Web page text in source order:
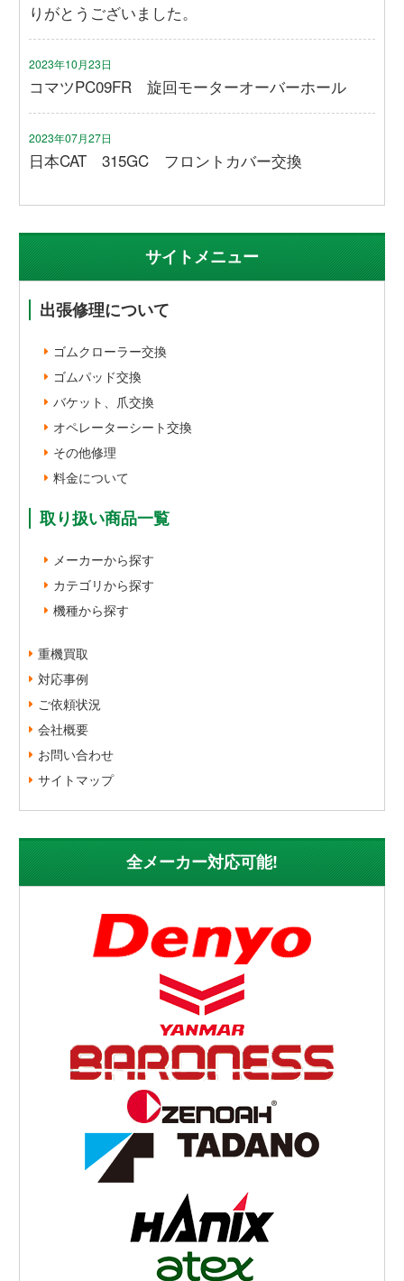
りがとうございました。
2023年10月23日
コマツPC09FR 旋回モーターオーバーホール
2023年07月27日
日本CAT 315GC フロントカバー交換
サイトメニュー
出張修理について
ゴムクローラー交換
ゴムパッド交換
バケット、爪交換
オペレーターシート交換
その他修理
料金について
取り扱い商品一覧
メーカーから探す
カテゴリから探す
機種から探す
重機買取
対応事例
ご依頼状況
会社概要
お問い合わせ
サイトマップ
全メーカー対応可能!